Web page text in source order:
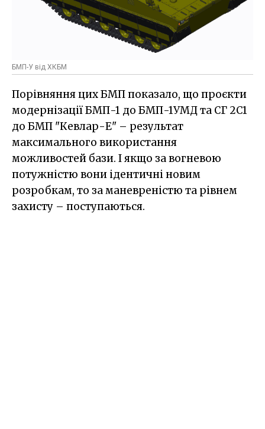
БМП-У від ХКБМ
Порівняння цих БМП показало, що проєкти
модернізації БМП-1 до БМП-1УМД та СГ 2С1
до БМП "Кевлар-Е" – результат
максимального використання
можливостей бази. І якщо за вогневою
потужністю вони ідентичні новим
розробкам, то за маневреністю та рівнем
захисту – поступаються.